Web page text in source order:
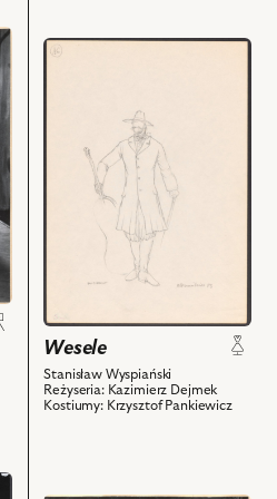
przejdź
Projekt:
kostium
Muzykant
powiązanych
nim
obiektów
Wesele
Stanisław Wyspiański
Reżyseria: Kazimierz Dejmek
Kostiumy: Krzysztof Pankiewicz